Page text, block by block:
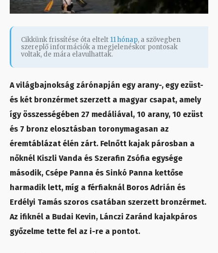
Cikkünk frissítése óta eltelt 11 hónap, a szövegben
szereplő információk a megjelenéskor pontosak
voltak, de mára elavulhattak.
A világbajnokság zárónapján egy arany-, egy ezüst-
és két bronzérmet szerzett a magyar csapat, amely
így összességében 27 medáliával, 10 arany, 10 ezüst
és 7 bronz elosztásban toronymagasan az
éremtáblázat élén zárt. Felnőtt kajak párosban a
nőknél Kiszli Vanda és Szerafin Zsófia egysége
második, Csépe Panna és Sinkó Panna kettőse
harmadik lett, míg a férfiaknál Boros Adrián és
Erdélyi Tamás szoros csatában szerzett bronzérmet.
Az ifiknél a Budai Kevin, Lánczi Zaránd kajakpáros
győzelme tette fel az i-re a pontot.